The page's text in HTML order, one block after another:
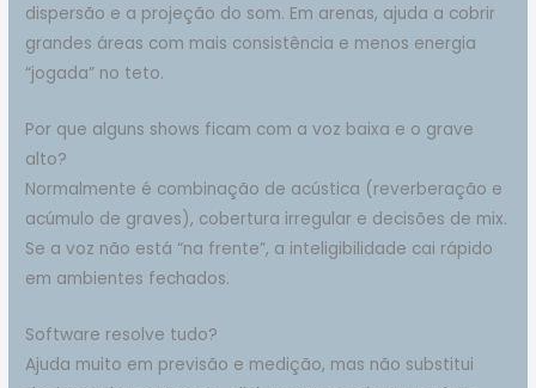
dispersão e a projeção do som. Em arenas, ajuda a cobrir
grandes áreas com mais consistência e menos energia
“jogada” no teto.
Por que alguns shows ficam com a voz baixa e o grave
alto?
Normalmente é combinação de acústica (reverberação e
acúmulo de graves), cobertura irregular e decisões de mix.
Se a voz não está “na frente”, a inteligibilidade cai rápido
em ambientes fechados.
Software resolve tudo?
Ajuda muito em previsão e medição, mas não substitui